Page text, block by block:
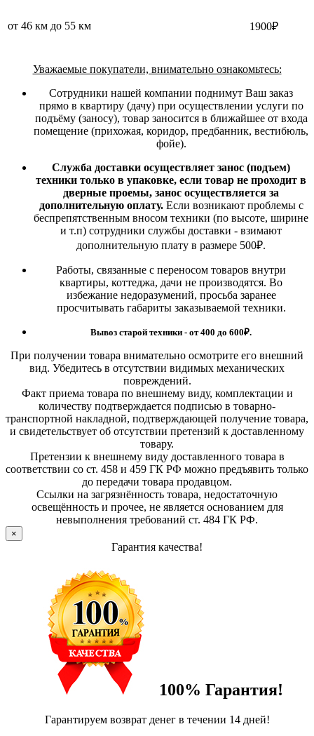
от 46 км до 55 км 1900₽
Уважаемые покупатели, внимательно ознакомьтесь:
Сотрудники нашей компании поднимут Ваш заказ
прямо в квартиру (дачу) при осуществлении услуги по
подъёму (заносу), товар заносится в ближайшее от входа
помещение (прихожая, коридор, предбанник, вестибюль,
фойе).
Служба доставки осуществляет занос (подъем)
техники только в упаковке, если товар не проходит в
дверные проемы, занос осуществляется за
дополнительную оплату. Если возникают проблемы с
беспрепятственным вносом техники (по высоте, ширине
и т.п) сотрудники службы доставки - взимают
дополнительную плату в размере 500₽.
Работы, связанные с переносом товаров внутри
квартиры, коттеджа, дачи не производятся. Во
избежание недоразумений, просьба заранее
просчитывать габариты заказываемой техники.
Вывоз старой техники - от 400 до 600₽.
При получении товара внимательно осмотрите его внешний
вид. Убедитесь в отсутствии видимых механических
повреждений.
Факт приема товара по внешнему виду, комплектации и
количеству подтверждается подписью в товарно-
транспортной накладной, подтверждающей получение товара,
и свидетельствует об отсутствии претензий к доставленному
товару.
Претензии к внешнему виду доставленного товара в
соответствии со ст. 458 и 459 ГК РФ можно предъявить только
до передачи товара продавцом.
Ссылки на загрязнённость товара, недостаточную
освещённость и прочее, не является основанием для
невыполнения требований ст. 484 ГК РФ.
×
Гарантия качества!
100% Гарантия!
Гарантируем возврат денег в течении 14 дней!